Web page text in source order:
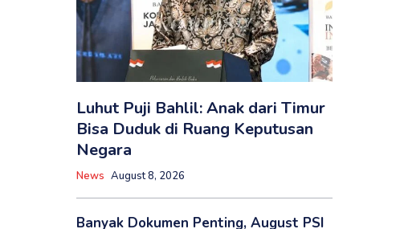
Luhut Puji Bahlil: Anak dari Timur
Bisa Duduk di Ruang Keputusan
Negara
News August 8, 2026
Banyak Dokumen Penting, August PSI